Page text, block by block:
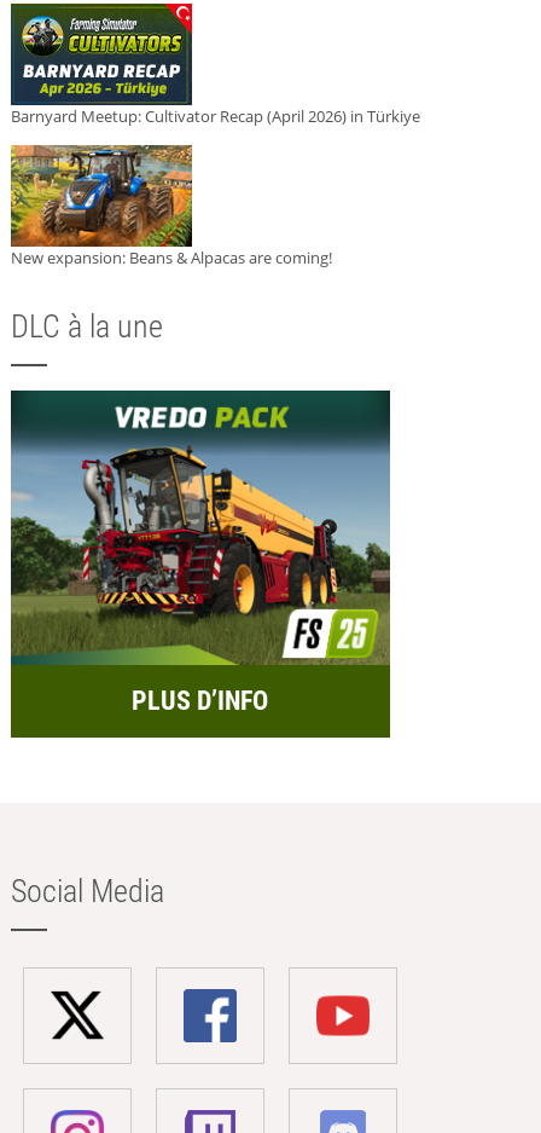
Barnyard Meetup: Cultivator Recap (April 2026) in Türkiye
New expansion: Beans & Alpacas are coming!
DLC à la une
PLUS D’INFO
Social Media